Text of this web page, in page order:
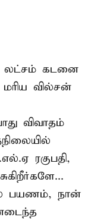
லட்சம் கடனை
வில்சன்
விவாதம்
ரகுபதி,
பயணம், நான்